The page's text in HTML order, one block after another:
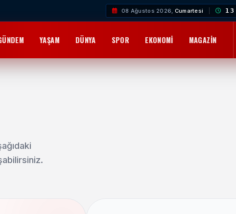
08 Ağustos 2026, Cumartesi 13
YAŞAM DÜNYA SPOR EKONOMI MAGAZIN